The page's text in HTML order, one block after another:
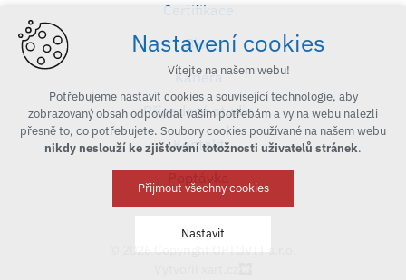
Certifikace
Blog
Kariéra
Případové studie
Kontakt
© 2026 Copyright OPTOVIT s.r.o.
Nastavení cookies
Vítejte na našem webu!
Potřebujeme nastavit cookies a související technologie, aby
zobrazovaný obsah odpovídal vašim potřebám a vy na webu nalezli
přesně to, co potřebujete. Soubory cookies používané na našem webu
nikdy neslouží ke zjišťování totožnosti uživatelů stránek.
Přijmout všechny cookies
Nastavit